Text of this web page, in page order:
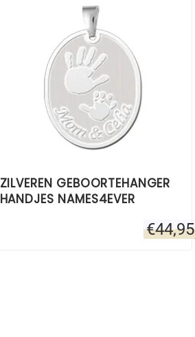
ZILVEREN GEBOORTEHANGER
HANDJES NAMES4EVER
€44,95